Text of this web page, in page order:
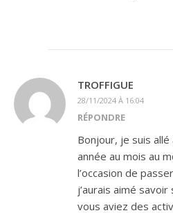
TROFFIGUE
28/11/2024 À 16:04
RÉPONDRE
Bonjour, je suis
année au mois au
l’occasion de
j’aurais aimé
vous aviez des